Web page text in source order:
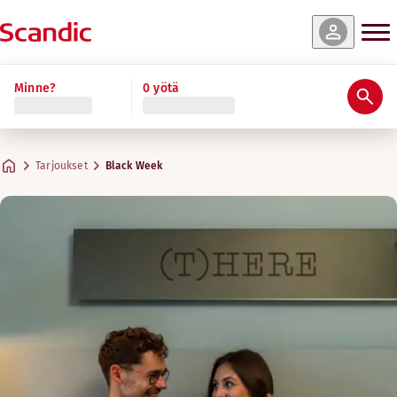
Minne? 0 yötä
Tarjoukset Black Week